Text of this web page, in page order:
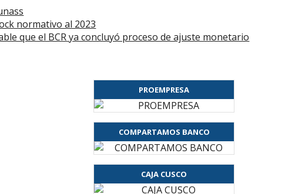
normativo al 2023
que el BCR ya concluyó proceso de ajuste monetario
PROEMPRESA
COMPARTAMOS BANCO
CAJA CUSCO